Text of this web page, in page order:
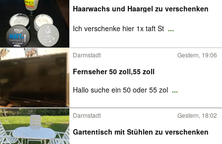
Haarwachs und Haargel zu verschenken
Ich verschenke hier 1x taft St ...
Darmstadt Gestern, 19:06
Fernseher 50 zoll,55 zoll
Hallo suche ein 50 oder 55 zol ...
Darmstadt Gestern, 18:02
Gartentisch mit Stühlen zu verschenken